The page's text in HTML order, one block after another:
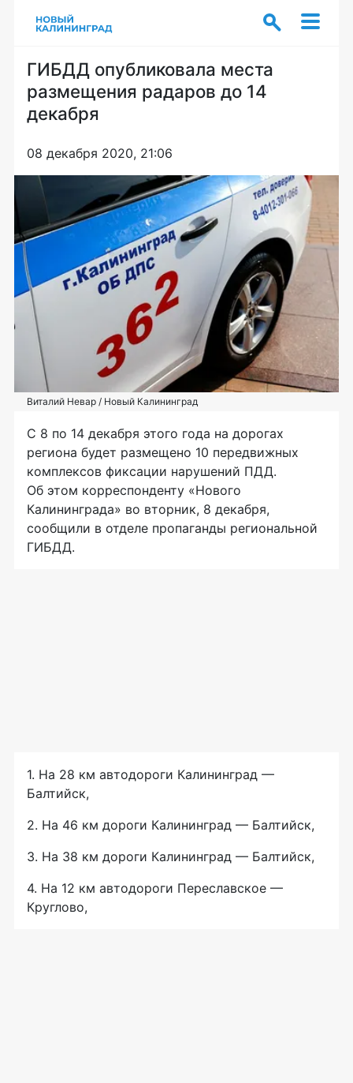
ГИБДД опубликовала места
размещения радаров до 14
декабря
08 декабря 2020, 21:06
Виталий Невар / Новый Калининград
С 8 по 14 декабря этого года на дорогах
региона будет размещено 10 передвижных
комплексов фиксации нарушений ПДД.
Об этом корреспонденту «Нового
Калининграда» во вторник, 8 декабря,
сообщили в отделе пропаганды региональной
ГИБДД.
1. На 28 км автодороги Калининград —
Балтийск,
2. На 46 км дороги Калининград — Балтийск,
3. На 38 км дороги Калининград — Балтийск,
4. На 12 км автодороги Переславское —
Круглово,